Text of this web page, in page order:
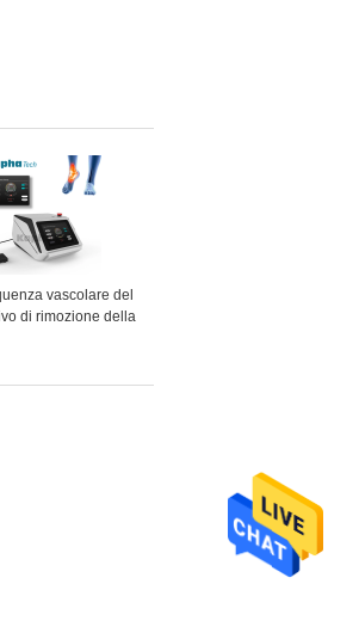
vascolare del
di rimozione della